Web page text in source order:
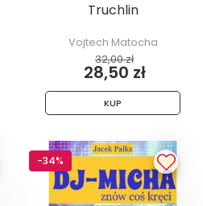
Truchlin
Vojtech Matocha
32,00 zł
28,50 zł
KUP
-34%